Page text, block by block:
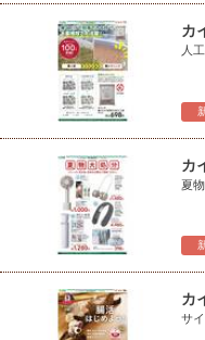
カ
人
カ
夏
カ
サ